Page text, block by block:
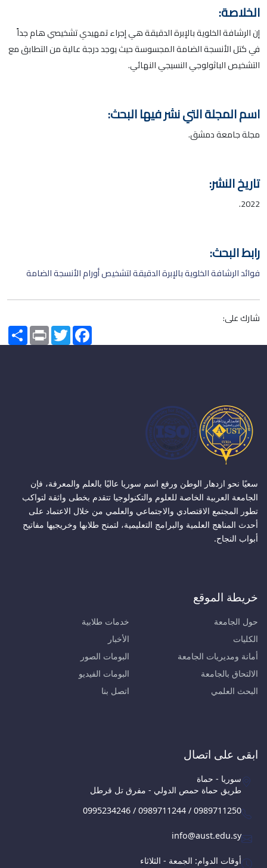
الخلاصة:
إن الرشافة الخلوية بالإبرة الدقيقة هي إجراء تمهيدي تشخيصي هام جداً
في كتل الأنسجة الضامة المجسوسة حيث يوجد درجة عالية من التطابق مع
التشخيص الباثولوجي النسيجي النهائي.
اسم المجلة التي نشر فيها البحث:
مجلة جامعة دمشق.
تاريخ النشر:
2022.
رابط البحث:
فوائد الرشافة الخلوية بالإبرة الدقيقة لتشخيص أورام الأنسجة الضامة
شارك على:
Share PrintTwitterFacebook
سعيًا نحو ازدهار الوطن ورفع اسم سوريا عاليًا بالعلم والمعرفة، فإن
الجامعة العربية الخاصة للعلوم والتكنولوجيا تتقدم بخطى واثقة لتواكب
تطور المجتمع الاقتصادي والاجتماعي والعلمي من خلال الاعتماد على
أحدث المناهج العلمية والبرامج التعليمية، لتمنح طلابها وخريجيها مفاتيح
أبواب النجاح.
خريطة الموقع
حول الجامعة
الكليات
أمانة ومديريات الجامعة
الالتحاق بالجامعة
البحث العلمي
خدمات طلابية
الأخبار
البومات الصور
البومات الفيديو
اتصل بنا
ابقى على اتصال
سوريا - حماة
طريق حماة حمص الدولي - مفرق تل قرطل
0995234246 / 0989711244 / 0989711250
info@aust.edu.sy
أوقات الدوام: الجمعة - الثلاثاء